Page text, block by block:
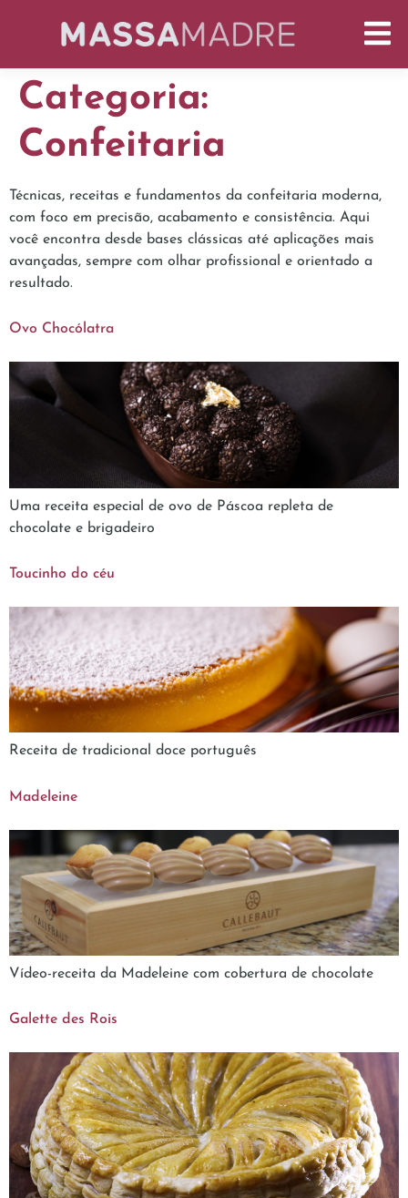
Categoria:
Confeitaria
Técnicas, receitas e fundamentos da confeitaria moderna,
com foco em precisão, acabamento e consistência. Aqui
você encontra desde bases clássicas até aplicações mais
avançadas, sempre com olhar profissional e orientado a
resultado.
Ovo Chocólatra
Uma receita especial de ovo de Páscoa repleta de
chocolate e brigadeiro
Toucinho do céu
Receita de tradicional doce português
Madeleine
Vídeo-receita da Madeleine com cobertura de chocolate
Galette des Rois